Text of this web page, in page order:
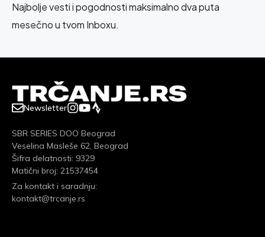
Najbolje vesti i pogodnosti maksimalno dva puta
mesečno u tvom Inboxu.
Newsletter
SBR SERIES DOO Beograd
Veselina Masleše 62, Beograd
Šifra delatnosti: 9329
Matični broj: 21537454
Za kontakt i saradnju:
kontakt@trcanje.rs